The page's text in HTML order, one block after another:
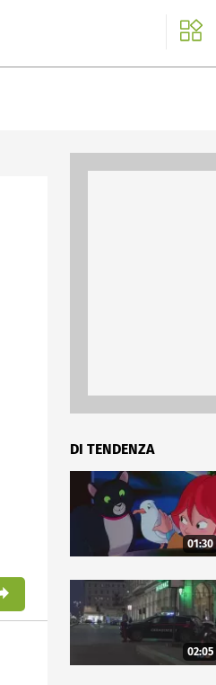
DI TENDENZA
01:30
02:05